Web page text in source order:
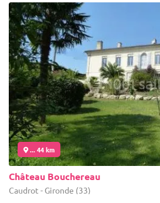
... 44 km
Château Bouchereau
Caudrot - Gironde (33)